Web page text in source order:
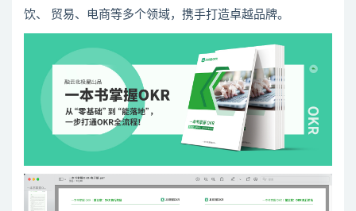
饮、 贸易、
电商等多个领域，携手打造卓越品牌。